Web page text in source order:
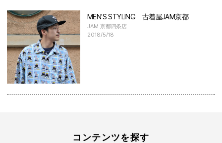
MEN’S STYLING 古着屋JAM京都
JAM 京都四条店
2018/5/18
コンテンツを探す